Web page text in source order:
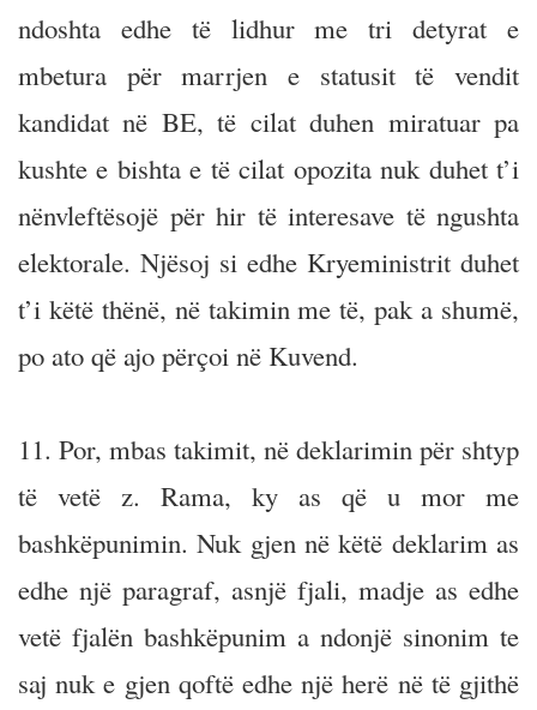
ndoshta edhe të lidhur me tri detyrat e
mbetura për marrjen e statusit të vendit
kandidat në BE, të cilat duhen miratuar pa
kushte e bishta e të cilat opozita nuk duhet t’i
nënvleftësojë për hir të interesave të ngushta
elektorale. Njësoj si edhe Kryeministrit duhet
t’i këtë thënë, në takimin me të, pak a shumë,
po ato që ajo përçoi në Kuvend.
11. Por, mbas takimit, në deklarimin për shtyp
të vetë z. Rama, ky as që u mor me
bashkëpunimin. Nuk gjen në këtë deklarim as
edhe një paragraf, asnjë fjali, madje as edhe
vetë fjalën bashkëpunim a ndonjë sinonim te
saj nuk e gjen qoftë edhe një herë në të gjithë